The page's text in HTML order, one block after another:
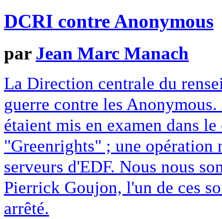
DCRI contre Anonymous
par Jean Marc Manach
La Direction centrale du
guerre contre les
étaient mis en examen dans
"Greenrights" ; une opération
serveurs d'EDF. Nous nous
Pierrick Goujon, l'un de ces
arrêté.